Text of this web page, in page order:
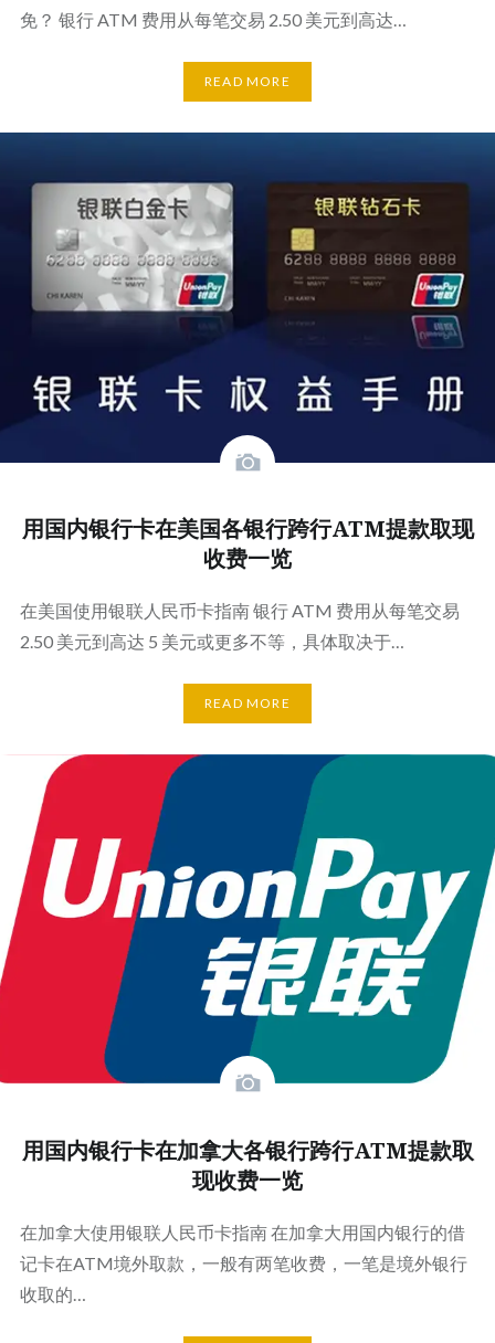
免？ 银行 ATM 费用从每笔交易 2.50 美元到高达…
READ MORE
用国内银行卡在美国各银行跨行ATM提款取现
收费一览
在美国使用银联人民币卡指南 银行 ATM 费用从每笔交易
2.50 美元到高达 5 美元或更多不等，具体取决于…
READ MORE
用国内银行卡在加拿大各银行跨行ATM提款取
现收费一览
在加拿大使用银联人民币卡指南 在加拿大用国内银行的借
记卡在ATM境外取款，一般有两笔收费，一笔是境外银行
收取的…